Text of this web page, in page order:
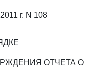
г. N 108
ОТЧЕТА О